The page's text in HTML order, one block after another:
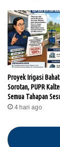
Proyek Irigasi
Sorotan, PUPR
Semua Tahapan
4 hari ago